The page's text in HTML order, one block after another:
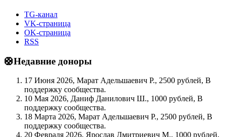
TG-канал
VK-страница
OK-страница
RSS
🛟Недавние доноры
17 Июня 2026, Марат Адельшаевич Р., 2500 рублей, В
поддержку сообщества.
10 Мая 2026, Даниф Данилович Ш., 1000 рублей, В
поддержку сообщества.
18 Марта 2026, Марат Адельшаевич Р., 2500 рублей, В
поддержку сообщества.
20 Февраля 2026, Ярослав Дмитриевич М., 1000 рублей,